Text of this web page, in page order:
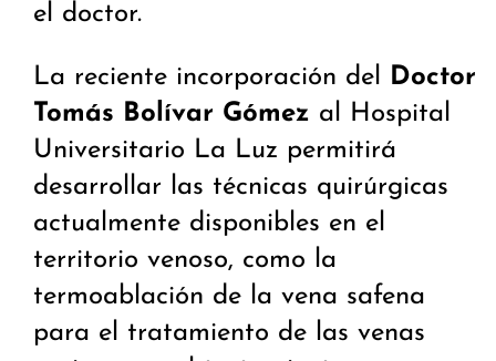
el doctor.
La reciente incorporación del Doctor
Tomás Bolívar Gómez al Hospital
Universitario La Luz permitirá
desarrollar las técnicas quirúrgicas
actualmente disponibles en el
territorio venoso, como la
termoablación de la vena safena
para el tratamiento de las venas